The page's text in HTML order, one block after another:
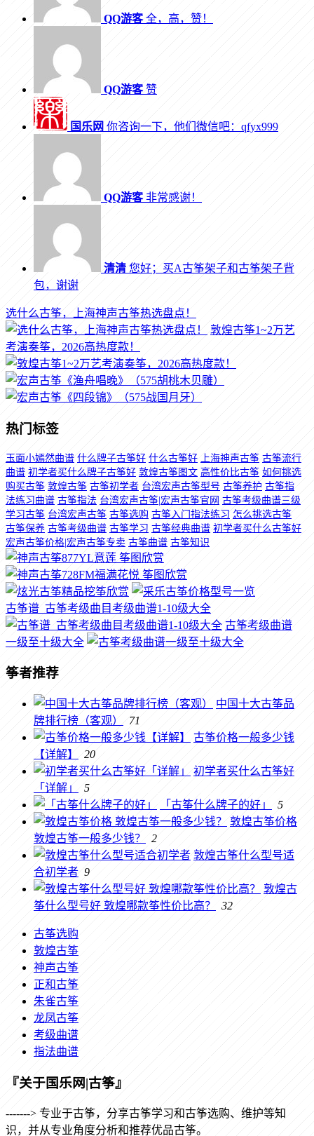
QQ游客全，高，赞！
QQ游客赞
国乐网 你咨询一下，他们微信吧：qfyx999
QQ游客非常感谢！
清清 您好；买A古筝架子和古筝架子背
包，谢谢
选什么古筝，上海神声古筝热选盘点！
敦煌古筝1~2万艺
考演奏筝，2026高热度款！
热门标签
玉面小嫣然曲谱 什么牌子古筝好 什么古筝好 上海神声古筝 古筝流行
曲谱 初学者买什么牌子古筝好 敦煌古筝图文 高性价比古筝 如何挑选
购买古筝 敦煌古筝 古筝初学者 台湾宏声古筝型号 古筝养护 古筝指
法练习曲谱 古筝指法 台湾宏声古筝|宏声古筝官网 古筝考级曲谱三级
学习古筝 台湾宏声古筝 古筝选购 古筝入门指法练习 怎么挑选古筝
古筝保养 古筝考级曲谱 古筝学习 古筝经典曲谱 初学者买什么古筝好
宏声古筝价格|宏声古筝专卖 古筝曲谱 古筝知识
古筝谱_古筝考级曲目考级曲谱1-10级大全
古筝考级曲谱
一级至十级大全
筝者推荐
中国十大古筝品
牌排行榜（客观）
71
古筝价格一般多少钱
【详解】
20
初学者买什么古筝好
「详解」
5
「古筝什么牌子的好」
5
敦煌古筝价格
敦煌古筝一般多少钱？
2
敦煌古筝什么型号适
合初学者 9
敦煌古
筝什么型号好 敦煌哪款筝性价比高？
32
古筝选购
敦煌古筝
神声古筝
正和古筝
朱雀古筝
龙凤古筝
考级曲谱
指法曲谱
『关于国乐网|古筝』
-------> 专业于古筝，分享古筝学习和古筝选购、维护等知
识，并从专业角度分析和推荐优品古筝。